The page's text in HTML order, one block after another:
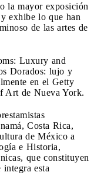
la mayor exposición
exhibe lo que han
de las artes de
Luxury and
Dorados: lujo y
en el Getty
Art de Nueva York.
Costa Rica,
de México a
e Historia,
que constituyen
esta